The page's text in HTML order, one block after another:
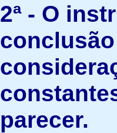
2ª - O
parecer.